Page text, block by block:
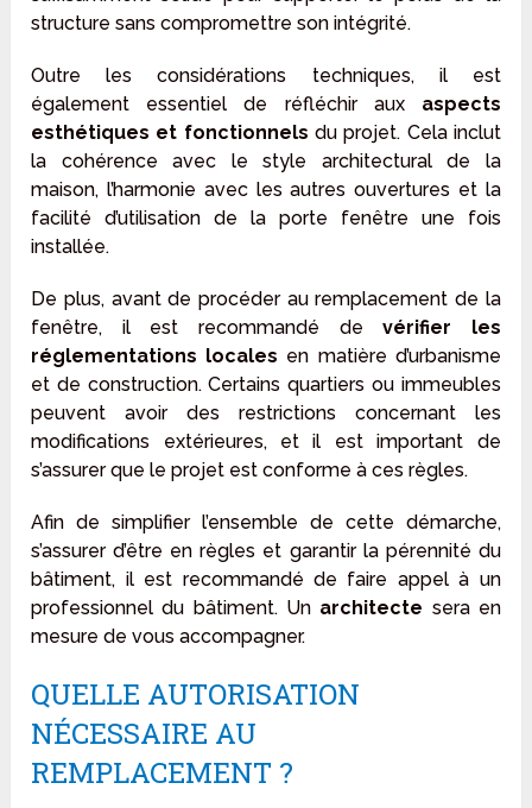
structure sans compromettre son intégrité.
Outre les considérations techniques, il est
également essentiel de réfléchir aux aspects
esthétiques et fonctionnels du projet. Cela inclut
la cohérence avec le style architectural de la
maison, l’harmonie avec les autres ouvertures et la
facilité d’utilisation de la porte fenêtre une fois
installée.
De plus, avant de procéder au remplacement de la
fenêtre, il est recommandé devérifier les
réglementations locales en matière d’urbanisme
et de construction. Certains quartiers ou immeubles
peuvent avoir des restrictions concernant les
modifications extérieures, et il est important de
s’assurer que le projet est conforme à ces règles.
Afin de simplifier l’ensemble de cette démarche,
s’assurer d’être en règles et garantir la pérennité du
bâtiment, il est recommandé de faire appel à un
professionnel du bâtiment. Un architecte sera en
mesure de vous accompagner.
QUELLE AUTORISATION
NÉCESSAIRE AU
REMPLACEMENT ?